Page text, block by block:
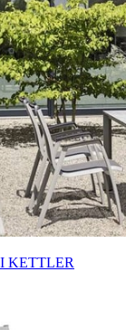
KETTLER